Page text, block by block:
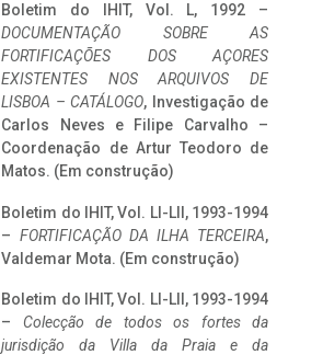
Boletim do IHIT, Vol. L, 1992 –
DOCUMENTAÇÃO SOBRE AS
FORTIFICAÇÕES DOS AÇORES
EXISTENTES NOS ARQUIVOS DE
LISBOA – CATÁLOGO, Investigação de
Carlos Neves e Filipe Carvalho –
Coordenação de Artur Teodoro de
Matos. (Em construção)
Boletim do IHIT, Vol. LI-LII, 1993-1994
– FORTIFICAÇÃO DA ILHA TERCEIRA,
Valdemar Mota. (Em construção)
Boletim do IHIT, Vol. LI-LII, 1993-1994
– Colecção de todos os fortes da
jurisdição da Villa da Praia e da